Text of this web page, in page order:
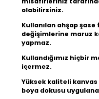
olabilirsiniz.
Kullanılan ahşap şase
değişimlerine maruz
yapmaz.
Kullandığımız hiçbir
içermez.
Yüksek kaliteli kanvas
boya dokusu